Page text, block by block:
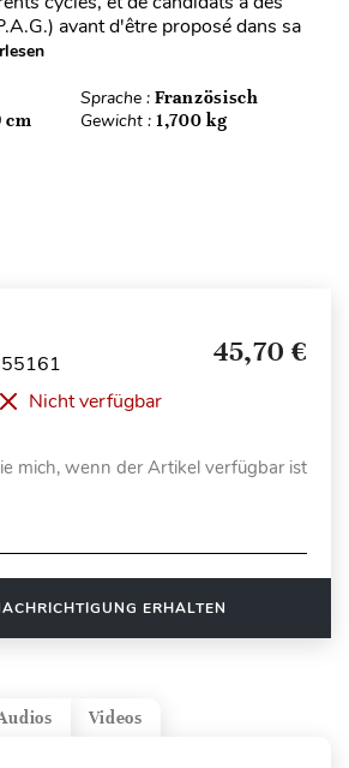
avant d'être proposé dans sa
Sprache : Französisch
cm Gewicht : 1,700 kg
45,70 €
Nicht verfügbar
mich, wenn der Artikel verfügbar ist
ERHALTEN
Videos